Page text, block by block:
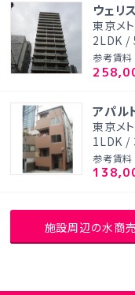
ウェリ
東京メ
2LDK /
参考賃料
アパル
東京メ
1LDK /
参考賃料
施設周辺の水商